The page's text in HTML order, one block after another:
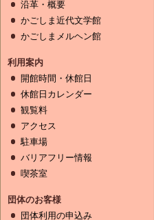
沿革・概要
かごしま近代文学館
かごしまメルヘン館
利用案内
開館時間・休館日
休館日カレンダー
観覧料
アクセス
駐車場
バリアフリー情報
喫茶室
団体のお客様
団体利用の申込み